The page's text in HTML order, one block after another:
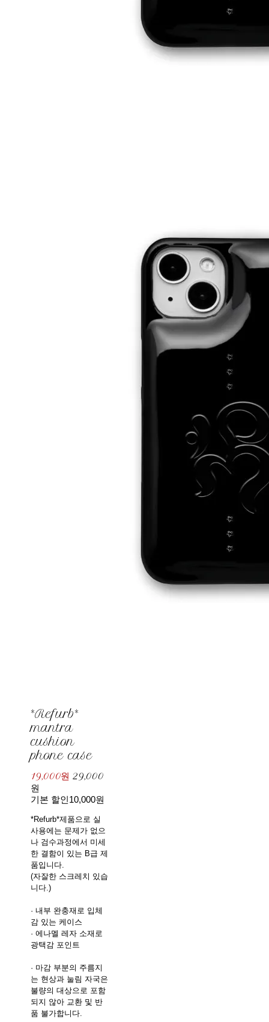
*Refurb*
mantra
cushion
phone case
19,000원29,000
원
기본 할인10,000원
*Refurb*제품으로 실
사용에는 문제가 없으
나 검수과정에서 미세
한 결함이 있는 B급 제
품입니다.
(자잘한 스크레치 있습
니다.)
· 내부 완충재로 입체
감 있는 케이스
· 에나멜 레자 소재로
광택감 포인트
· 마감 부분의 주름지
는 현상과 눌림 자국은
불량의 대상으로 포함
되지 않아 교환 및 반
품 불가합니다.